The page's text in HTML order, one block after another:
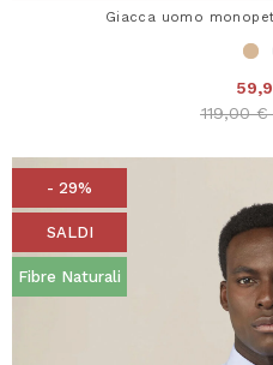
Giacca uomo
Price
119,00 €
- 29%
SALDI
Fibre Naturali